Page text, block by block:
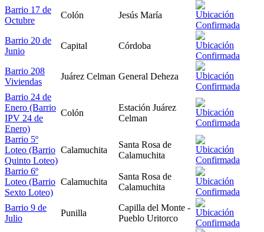
Barrio 17 de
Octubre
Colón Jesús María
Barrio 20 de
Junio
Capital Córdoba
Barrio 208
Viviendas
Juárez Celman General Deheza
Barrio 24 de
Enero (Barrio
IPV 24 de
Enero)
Colón
Estación Juárez
Celman
Barrio 5º
Loteo (Barrio
Quinto Loteo)
Calamuchita
Santa Rosa de
Calamuchita
Barrio 6º
Loteo (Barrio
Sexto Loteo)
Calamuchita
Santa Rosa de
Calamuchita
Barrio 9 de
Julio
Punilla
Capilla del Monte -
Pueblo Uritorco